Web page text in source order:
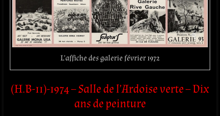
L’affiche des galerie février 1972
(H.B-11)-1974 – Salle de l’Ardoise verte – Dix
ans de peinture